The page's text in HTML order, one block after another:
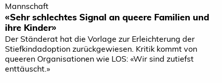
Mannschaft
«Sehr schlechtes Signal an queere Familien und
ihre Kinder»
Der Ständerat hat die Vorlage zur Erleichterung der
Stiefkindadoption zurückgewiesen. Kritik kommt von
queeren Organisationen wie LOS: «Wir sind zutiefst
enttäuscht.»